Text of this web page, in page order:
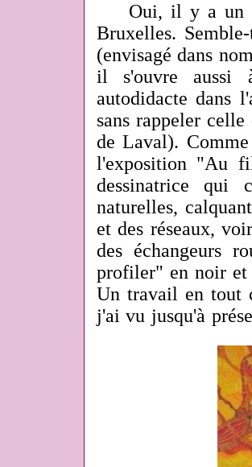
Oui, il y a un
Bruxelles.
(envisagé dans
il s'ouvre aussi
autodidacte dans
sans rappeler
de Laval).
l'exposition "Au
dessinatrice qui
naturelles,
et des réseaux,
des échangeurs
profiler" en noir et
Un travail en tout
j'ai vu jusqu'à